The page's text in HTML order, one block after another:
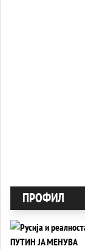
ПРОФИЛ